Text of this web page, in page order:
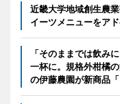
近畿大学地域創生農
イーツメニューをア
「そのままでは飲み
一杯に。規格外柑橘
の伊藤農園が新商品